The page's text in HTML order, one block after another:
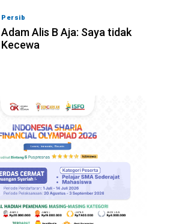
Persib
Adam Alis B Aja: Saya tidak
Kecewa